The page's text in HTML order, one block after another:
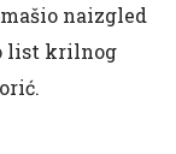
naizgled
list krilnog